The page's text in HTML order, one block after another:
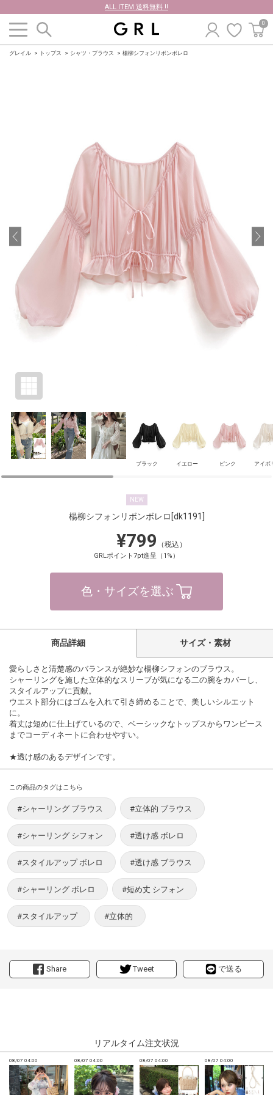
ALL ITEM 送料無料 !!
0
グレイル トップス シャツ・ブラウス 楊柳シフォンリボンボレロ
ブラック イエロー ピンク アイボ
NEW
楊柳シフォンリボンボレロ [dk1191]
¥799 （税込）
GRLポイント7pt進呈（1%）
色・サイズを選ぶ
Share Tweet で送る
商品詳細 サイズ・素材
愛らしさと清楚感のバランスが絶妙な楊柳シフォンのブラウス。
シャーリングを施した立体的なスリーブが気になる二の腕をカバーし、
スタイルアップに貢献。
ウエスト部分にはゴムを入れて引き締めることで、美しいシルエット
に。
着丈は短めに仕上げているので、ベーシックなトップスからワンピース
までコーディネートに合わせやすい。
★透け感のあるデザインです。
この商品のタグはこちら
#シャーリング ブラウス #立体的 ブラウス
#シャーリング シフォン #透け感 ボレロ
#スタイルアップ ボレロ #透け感 ブラウス
#シャーリング ボレロ #短め丈 シフォン
#スタイルアップ #立体的
リアルタイム注文状況
08/07 04:00 08/07 04:00 08/07 04:00 08/07 04:00